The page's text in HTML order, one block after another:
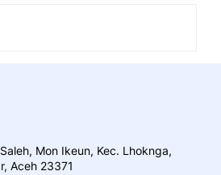
Mon Ikeun, Kec. Lhoknga,
Aceh 23371